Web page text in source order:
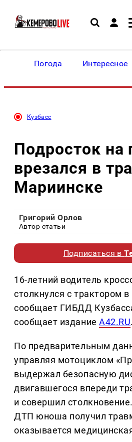
Погода Интересное
Кузбасс
Подросток на
врезался в
Мариинске
Григорий Орлов
Автор статьи
Подписаться в
16-летний водитель
столкнулся с трактором
сообщает ГИБДД
сообщает изданиеA42.RU.
По предварительным
управляя мотоциклом
выдержал безопасную
двигавшегося впереди
и совершил
ДТП юноша получил
оказывается